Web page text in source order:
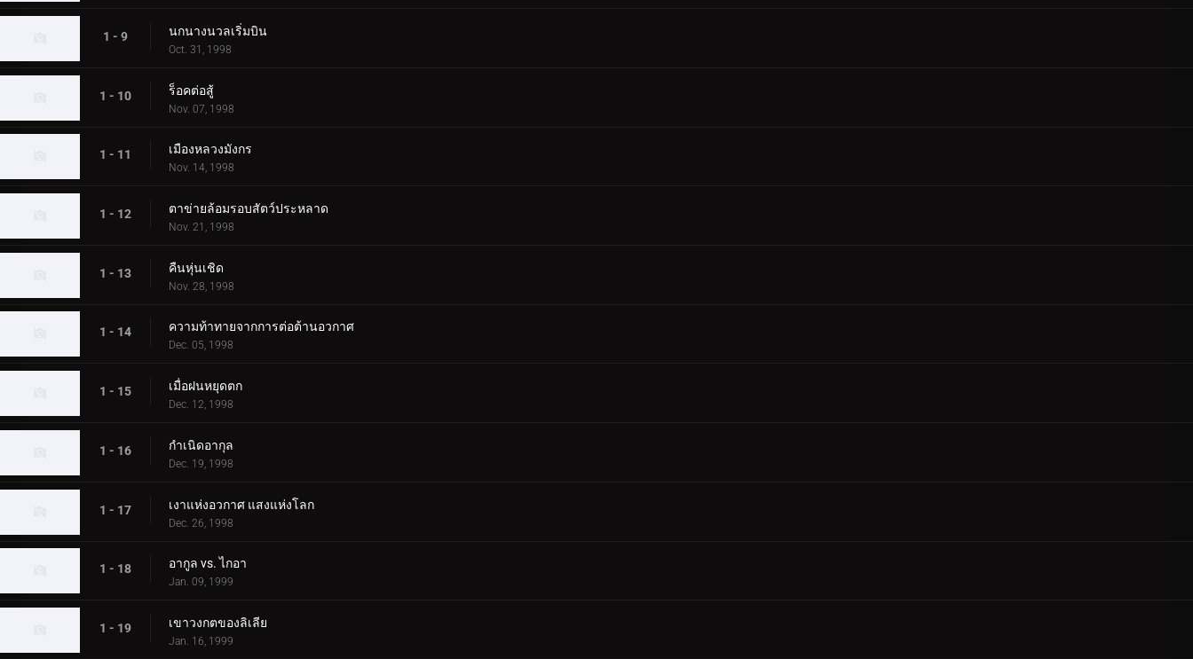
1 - 9 นกนางนวลเริ่มบิน
Oct. 31, 1998
1 - 10 ร็อคต่อสู้
Nov. 07, 1998
1 - 11 เมืองหลวงมังกร
Nov. 14, 1998
1 - 12 ตาข่ายล้อมรอบสัตว์ประหลาด
Nov. 21, 1998
1 - 13 คืนหุ่นเชิด
Nov. 28, 1998
1 - 14 ความท้าทายจากการต่อต้านอวกาศ
Dec. 05, 1998
1 - 15 เมื่อฝนหยุดตก
Dec. 12, 1998
1 - 16 กำเนิดอากุล
Dec. 19, 1998
1 - 17 เงาแห่งอวกาศ แสงแห่งโลก
Dec. 26, 1998
1 - 18 อากูล vs. ไกอา
Jan. 09, 1999
1 - 19 เขาวงกตของลิเลีย
Jan. 16, 1999